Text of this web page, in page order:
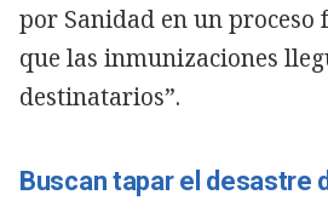
por Sanidad en un
que las inmunizaciones
destinatarios”.
Buscan tapar el desastre